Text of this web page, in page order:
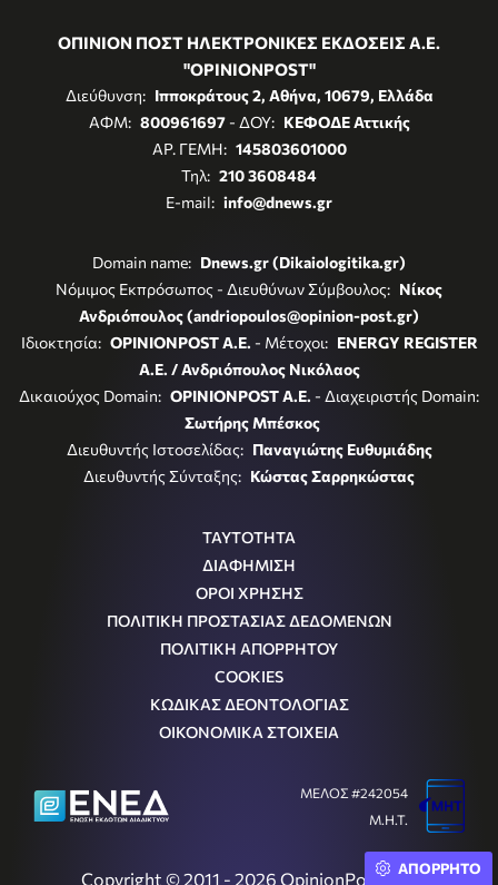
ΟΠΙΝΙΟΝ ΠΟΣΤ ΗΛΕΚΤΡΟΝΙΚΕΣ ΕΚΔΟΣΕΙΣ Α.Ε.
"OPINIONPOST"
Διεύθυνση: Ιπποκράτους 2, Αθήνα, 10679, Ελλάδα
ΑΦΜ: 800961697- ΔΟΥ: ΚΕΦΟΔΕ Αττικής
ΑΡ. ΓΕΜΗ: 145803601000
Τηλ: 210 3608484
E-mail: info@dnews.gr
Domain name: Dnews.gr (Dikaiologitika.gr)
Νόμιμος Εκπρόσωπος - Διευθύνων Σύμβουλος: Νίκος
Ανδριόπουλος (andriopoulos@opinion-post.gr)
Ιδιοκτησία: OPINIONPOST A.E. - Μέτοχοι: ENERGY REGISTER
Α.Ε. / Ανδριόπουλος Νικόλαος
Δικαιούχος Domain: OPINIONPOST A.E. - Διαχειριστής Domain:
Σωτήρης Μπέσκος
Διευθυντής Ιστοσελίδας: Παναγιώτης Ευθυμιάδης
Διευθυντής Σύνταξης: Κώστας Σαρρηκώστας
ΤΑΥΤΟΤΗΤΑ
ΔΙΑΦΗΜΙΣΗ
ΟΡΟΙ ΧΡΗΣΗΣ
ΠΟΛΙΤΙΚΗ ΠΡΟΣΤΑΣΙΑΣ ΔΕΔΟΜΕΝΩΝ
ΠΟΛΙΤΙΚΗ ΑΠΟΡΡΗΤΟΥ
COOKIES
ΚΩΔΙΚΑΣ ΔΕΟΝΤΟΛΟΓΙΑΣ
ΟΙΚΟΝΟΜΙΚΑ ΣΤΟΙΧΕΙΑ
Copyright © 2011 - 2026 OpinionPost S.A.
ΜΕΛΟΣ #242054
Μ.Η.Τ.
ΑΠΟΡΡΗΤΟ